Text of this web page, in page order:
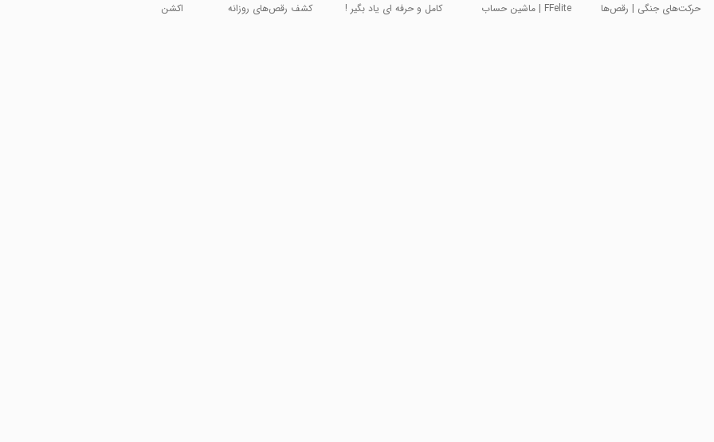
حرکت‌های جنگی | رقص‌ها
FFelite | ماشین حساب
کامل و حرفه ای یاد بگیر ! کشف رقص‌های روزانه اکشن